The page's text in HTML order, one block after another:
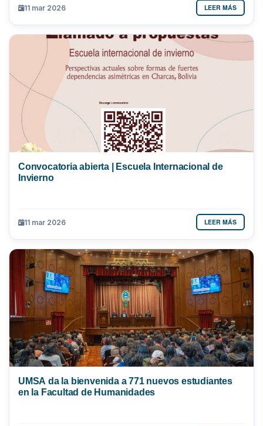
11 mar 2026 LEER MÁS
Convocatoria abierta | Escuela Internacional de
Invierno
11 mar 2026 LEER MÁS
UMSA da la bienvenida a 771 nuevos estudiantes
en la Facultad de Humanidades